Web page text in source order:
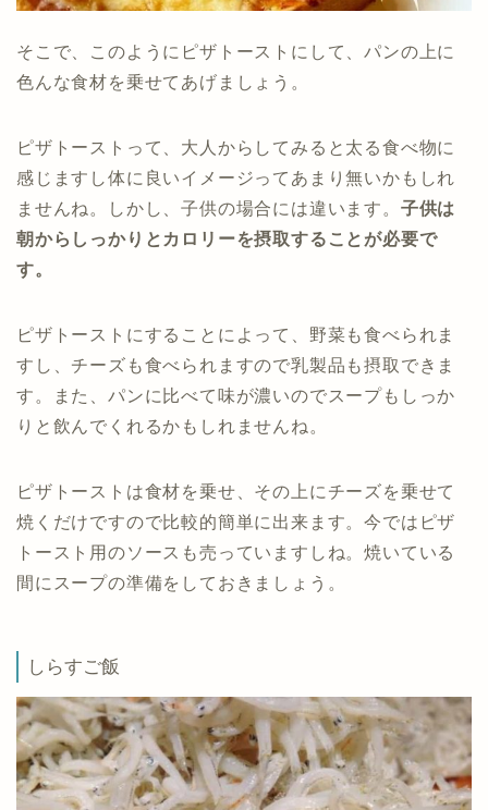
そこで、このようにピザトーストにして、パンの上に
色んな食材を乗せてあげましょう。
ピザトーストって、大人からしてみると太る食べ物に
感じますし体に良いイメージってあまり無いかもしれ
ませんね。しかし、子供の場合には違います。 子供は
朝からしっかりとカロリーを摂取することが必要で
す。
ピザトーストにすることによって、野菜も食べられま
すし、チーズも食べられますので乳製品も摂取できま
す。また、パンに比べて味が濃いのでスープもしっか
りと飲んでくれるかもしれませんね。
ピザトーストは食材を乗せ、その上にチーズを乗せて
焼くだけですので比較的簡単に出来ます。今ではピザ
トースト用のソースも売っていますしね。焼いている
間にスープの準備をしておきましょう。
しらすご飯